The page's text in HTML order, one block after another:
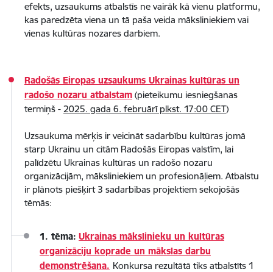
efekts, uzsaukums atbalstīs ne vairāk kā vienu platformu,
kas paredzēta viena un tā paša veida māksliniekiem vai
vienas kultūras nozares darbiem.
Radošās Eiropas uzsaukums Ukrainas kultūras un
radošo nozaru atbalstam (pieteikumu iesniegšanas
termiņš - 2025. gada 6. februārī plkst. 17:00 CET)
Uzsaukuma mērķis ir veicināt sadarbību kultūras jomā
starp Ukrainu un citām Radošās Eiropas valstīm, lai
palīdzētu Ukrainas kultūras un radošo nozaru
organizācijām, māksliniekiem un profesionāļiem. Atbalstu
ir plānots piešķirt 3 sadarbības projektiem sekojošās
tēmās:
1. tēma: Ukrainas mākslinieku un kultūras
organizāciju koprade un mākslas darbu
demonstrēšana. Konkursa rezultātā tiks atbalstīts 1